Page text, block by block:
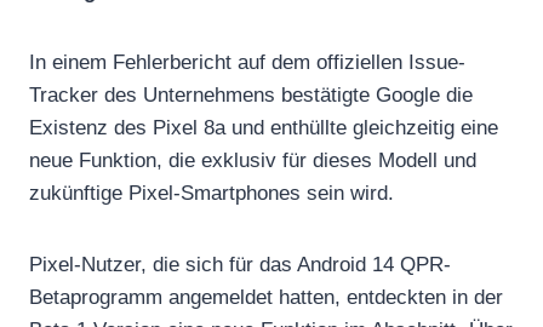
In einem Fehlerbericht auf dem offiziellen Issue-
Tracker des Unternehmens bestätigte Google die
Existenz des Pixel 8a und enthüllte gleichzeitig eine
neue Funktion, die exklusiv für dieses Modell und
zukünftige Pixel-Smartphones sein wird.
Pixel-Nutzer, die sich für das Android 14 QPR-
Betaprogramm angemeldet hatten, entdeckten in der